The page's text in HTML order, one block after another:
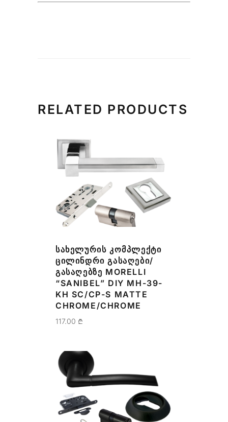
RELATED PRODUCTS
ᲡᲐᲮᲔᲚᲣᲠᲘᲡ ᲙᲝᲛᲞᲚᲔᲥᲢᲘ
ᲪᲘᲚᲘᲜᲓᲠᲘ ᲒᲐᲡᲐᲦᲔᲑᲘ/
ᲒᲐᲡᲐᲦᲔᲑᲖᲔ MORELLI
“SANIBEL” DIY MH-39-
KH SC/CP-S MATTE
CHROME/CHROME
117.00 ₾